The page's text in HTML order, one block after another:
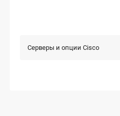
Серверы и опции Cisco